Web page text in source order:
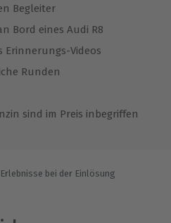
Begleiter
Bord eines Audi R8
Erinnerungs-Videos
Runden
sind im Preis inbegriffen
bei der Einlösung